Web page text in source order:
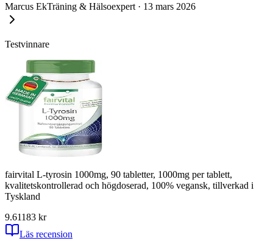
Marcus EkTräning & Hälsoexpert · 13 mars 2026
Testvinnare
fairvital L-tyrosin 1000mg, 90 tabletter, 1000mg per tablett,
kvalitetskontrollerad och högdoserad, 100% vegansk, tillverkad i
Tyskland
9.61183 kr
Läs recension